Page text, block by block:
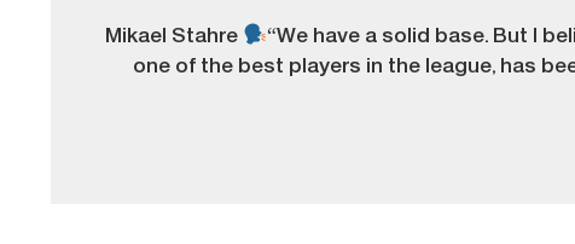
Mikael Stahre
“We have a solid base. But I
one of the best players in the league, has